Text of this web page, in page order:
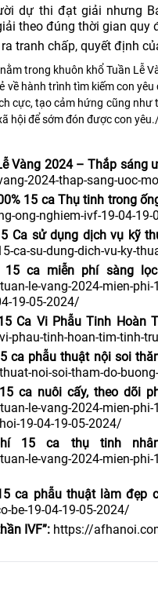
dự thi đạt giải nhưng
theo đúng thời gian quy
tranh chấp, quyết định
nằm trong khuôn khổ Tuần
về hành trình tìm kiếm con
cực, tạo cảm hứng cũng
hội để sớm đón được con
Vàng 2024 – Thắp sáng
2024-thap-sang-uoc-
15 ca Thụ tinh trong
ong-nghiem-ivf-19-04-19-
Ca sử dụng dịch vụ kỹ
ca-su-dung-dich-vu-ky-
15 ca miễn phí sàng
le-vang-2024-mien-phi-
19-05-2024/
Ca Vi Phẫu Tinh Hoàn
phau-tinh-hoan-tim-tinh-
ca phẫu thuật nội soi
noi-soi-tham-do-
ca nuôi cấy, theo dõi
le-vang-2024-mien-phi-
19-04-19-05-2024/
15 ca thụ tinh
le-vang-2024-mien-
ca phẫu thuật làm đẹp
be-19-04-19-05-2024/
IVF”: https://